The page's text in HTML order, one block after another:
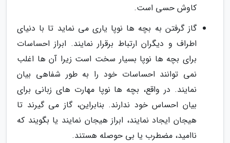
کاوش حسی است.
گاز گرفتن به بچه ها نوپا یاری می نماید تا با دنیای
اطراف و دیگران ارتباط برقرار نمایند. ابراز احساسات
برای بچه ها نوپا بسیار سخت است زیرا آن ها اغلب
نمی توانند احساسات خود را به طور شفاهی بیان
نمایند. در واقع، بچه ها نوپا مهارت های زبانی برای
بیان احساس خود ندارند. بنابراین، گاز می گیرند تا
هیجان ایجاد نمایند، ابراز هیجان نمایند یا بگویند که
ناامید، مضطرب یا بی حوصله هستند.